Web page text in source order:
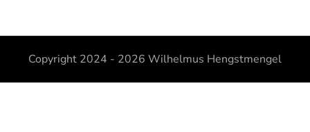
Copyright 2024 - 2026 Wilhelmus Hengstmengel